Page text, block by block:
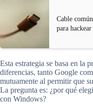
Cable
para
Esta estrategia se basa en la
diferencias, tanto Google
mutuamente al permitir que
La pregunta es: ¿por qué
con Windows?